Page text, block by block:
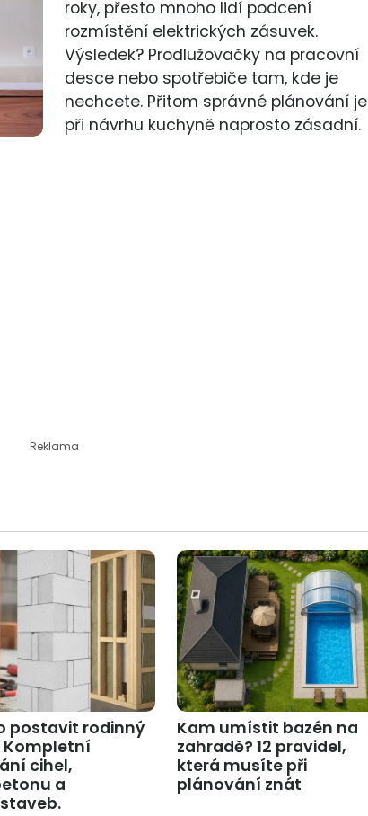
roky, přesto mnoho lidí podcení
rozmístění elektrických zásuvek.
Výsledek? Prodlužovačky na pracovní
desce nebo spotřebiče tam, kde je
nechcete. Přitom správné plánování je
při návrhu kuchyně naprosto zásadní.
Reklama
postavit rodinný
Kompletní
cihel,
a
Kam umístit bazén na
zahradě? 12 pravidel,
která musíte při
plánování znát